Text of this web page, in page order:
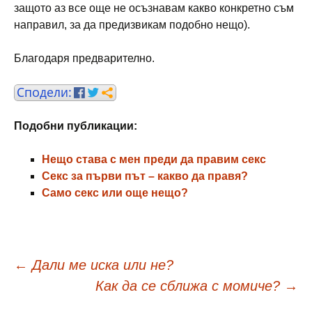
защото аз все още не осъзнавам какво конкретно съм
направил, за да предизвикам подобно нещо).
Благодаря предварително.
Подобни публикации:
Нещо става с мен преди да правим секс
Секс за първи път – какво да правя?
Само секс или още нещо?
Навигация
← Дали ме иска или не?
Как да се сближа с момиче? →